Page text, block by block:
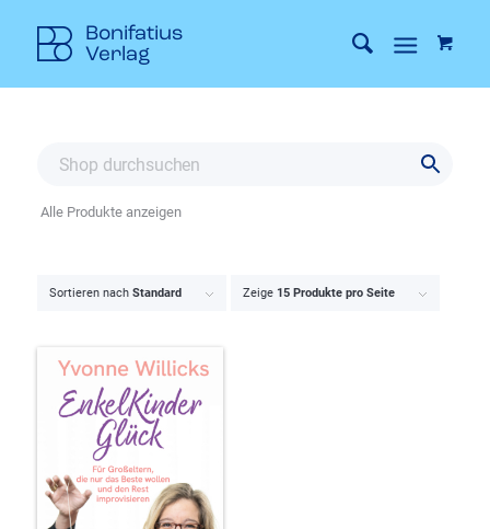
Sortieren nach Standard Zeige 15 Produkte pro Seite
Alle Produkte anzeigen